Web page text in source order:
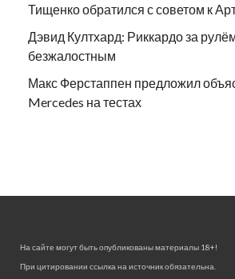
Тищенко обратился с советом к
Дэвид Култхард: Риккардо за
безжалостным
Макс Ферстаппен предложил
Mercedes на тестах
На сайте могут быть опубликованы материалы 18+!
При цитировании ссылка на источник обязательна.